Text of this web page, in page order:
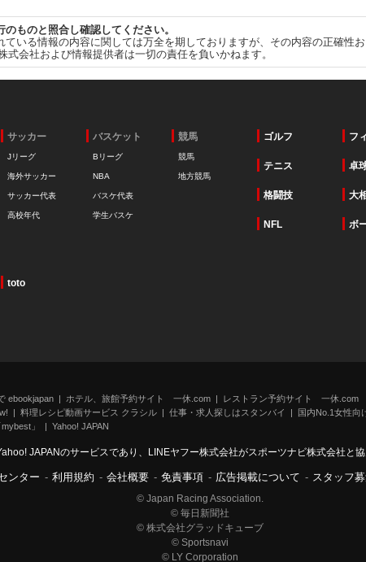
のものと照合し確認してください。
いる情報の内容に関しては万全を期しておりますが、その内容の正確性
会社および情報提供者は一切の責任を負いかねます。
サッカー
Jリーグ
海外サッカー
サッカー代表
高校年代
バスケット
Bリーグ
NBA
バスケ代表
学生バスケ
競馬
競馬
地方競馬
ゴルフ フ
テニス 卓
格闘技 大
NFL ボ
toto
ebookjapan
ホテル、旅館予約サイト 一休.com
レストラン予約サイト 一休.com
料理レシピ動画サービス クラシル 仕事・求人探しはスタンバイ
国内No.1女性向
」
Yahoo! JAPAN
JAPANのサービスであり、LINEヤフー株式会社がスポーツナビ株式会社と協
ンター - 利用規約 - 会社概要 - 免責事項 - 広告掲載について - スタッフ
© Japan Racing Association.
© 毎日新聞社
© 株式会社グラッドキューブ
© Sportsnavi
© LY Corporation